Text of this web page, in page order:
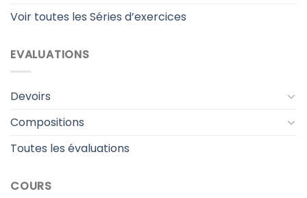
Voir toutes les Séries d’exercices
EVALUATIONS
Devoirs
Compositions
Toutes les évaluations
COURS